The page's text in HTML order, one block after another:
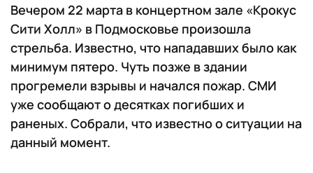
Вечером 22 марта в концертном зале «Крокус
Сити Холл» в Подмосковье произошла
стрельба. Известно, что нападавших было как
минимум пятеро. Чуть позже в здании
прогремели взрывы и начался пожар. СМИ
уже сообщают о десятках погибших и
раненых. Собрали, что известно о ситуации на
данный момент.